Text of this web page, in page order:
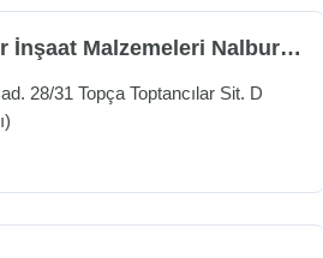
Sakarya Şahinler İnşaat Malzemeleri Nalburiye Hırdavat San.tic.ltd.şti.
28/31 Topça Toptancılar Sit. D